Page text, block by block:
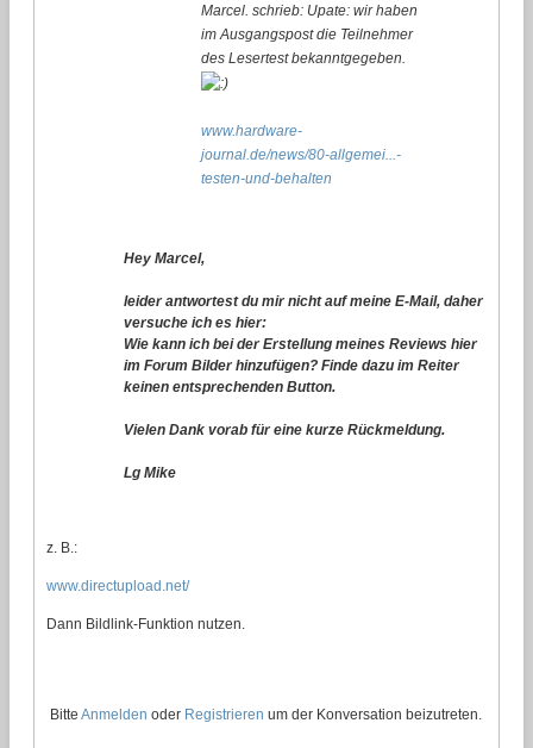
Marcel. schrieb: Upate: wir haben
im Ausgangspost die Teilnehmer
des Lesertest bekanntgegeben.
www.hardware-
journal.de/news/80-allgemei...-
testen-und-behalten
Hey Marcel,
leider antwortest du mir nicht auf meine E-Mail, daher
versuche ich es hier:
Wie kann ich bei der Erstellung meines Reviews hier
im Forum Bilder hinzufügen? Finde dazu im Reiter
keinen entsprechenden Button.
Vielen Dank vorab für eine kurze Rückmeldung.
Lg Mike
z. B.:
www.directupload.net/
Dann Bildlink-Funktion nutzen.
Bitte Anmelden oder Registrieren um der Konversation beizutreten.